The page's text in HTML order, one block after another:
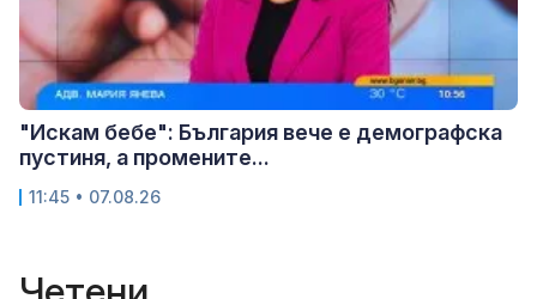
"Искам бебе": България вече е демографска
пустиня, а промените...
11:45 • 07.08.26